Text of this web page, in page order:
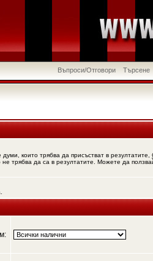
Въпроси/Отговори Търсене
думи, които трябва да присъстват в резултатите,
не трябва да са в резултатите. Можете да